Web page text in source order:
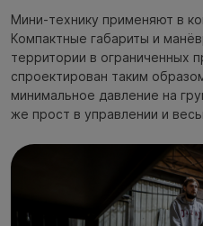
Мини-технику применяют в
Компактные габариты и
территории в ограниченных
спроектирован таким
минимальное давление на
же прост в управлении и